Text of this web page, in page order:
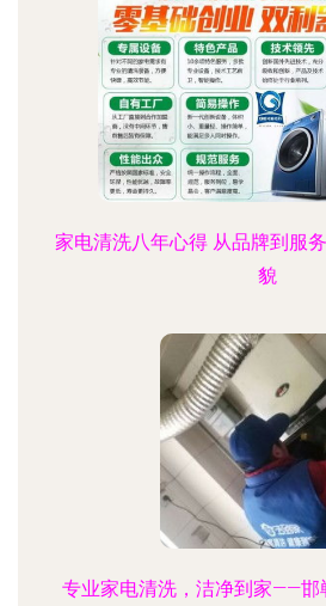
家电清洗八年心得 从品牌到服
貌
专业家电清洗，洁净到家——邯